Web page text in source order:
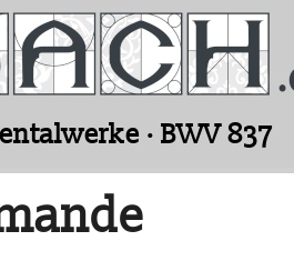
· BWV 837